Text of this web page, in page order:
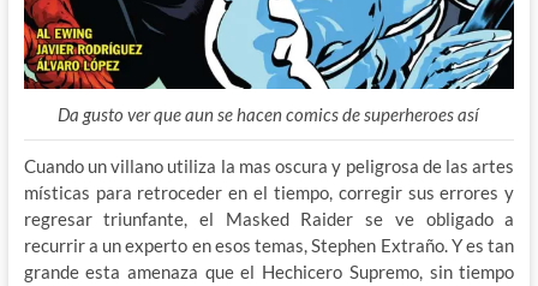
Da gusto ver que aun se hacen comics de superheroes así
Cuando un villano utiliza la mas oscura y peligrosa de las artes
místicas para retroceder en el tiempo, corregir sus errores y
regresar triunfante, el Masked Raider se ve obligado a
recurrir a un experto en esos temas, Stephen Extraño. Y es tan
grande esta amenaza que el Hechicero Supremo, sin tiempo